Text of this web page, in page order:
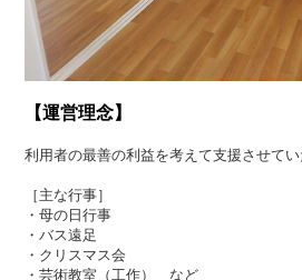
【運営理念】
利用者の最善の利益を考えて支援させてい
［主な行事］
・母の日行事
・バス遠足
・クリスマス会
・芸術教室（工作） など